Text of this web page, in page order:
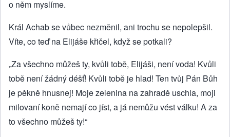
o něm myslíme.
Král Achab se vůbec nezměnil, ani trochu se nepolepšil.
Víte, co teď na Elijáše křičel, když se potkali?
„Za všechno můžeš ty, kvůli tobě, Elijáši, není voda! Kvůli
tobě není žádný déšť! Kvůli tobě je hlad! Ten tvůj Pán Bůh
je pěkně hnusnej! Moje zelenina na zahradě uschla, moji
milovaní koně nemají co jíst, a já nemůžu vést válku! A za
to všechno můžeš ty!“